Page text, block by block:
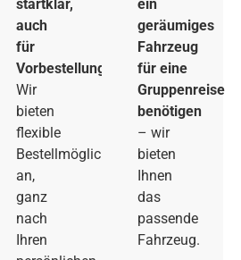
startklar,
auch
für
Vorbestellungen.
Wir
bieten
flexible
Bestellmöglichkeiten
an,
ganz
nach
Ihren
ein
geräumiges
Fahrzeug
für eine
Gruppenreise
benötigen
– wir
bieten
Ihnen
das
passende
Fahrzeug.